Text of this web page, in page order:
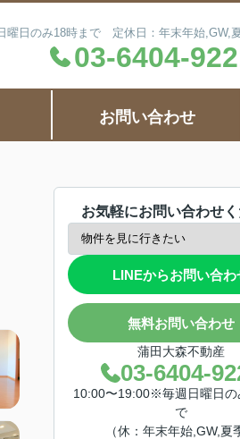
曜日のみ18時まで 定休日：年末年始,GW,
03-6404-
お問い合わせ
お気軽にお問い合わせ
LINEからお問い合わ
無料お問い合わせ
蒲田大森不動産
03-6404-
10:00〜19:00※毎週日曜日の
で
（休：年末年始,GW,夏